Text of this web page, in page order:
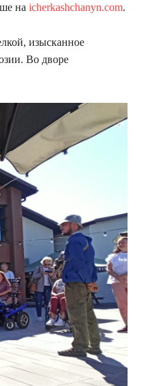
на icherkashchanyn.com.
изысканное
Во дворе